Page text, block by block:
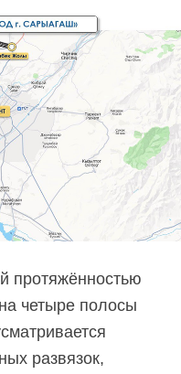
протяжённостью
четыре полосы
развязок,